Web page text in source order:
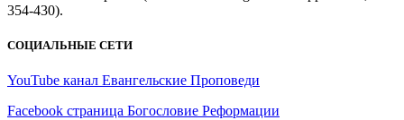
354-430).
СОЦИАЛЬНЫЕ СЕТИ
YouTube канал Евангельские Проповеди
Facebook страница Богословие Реформации